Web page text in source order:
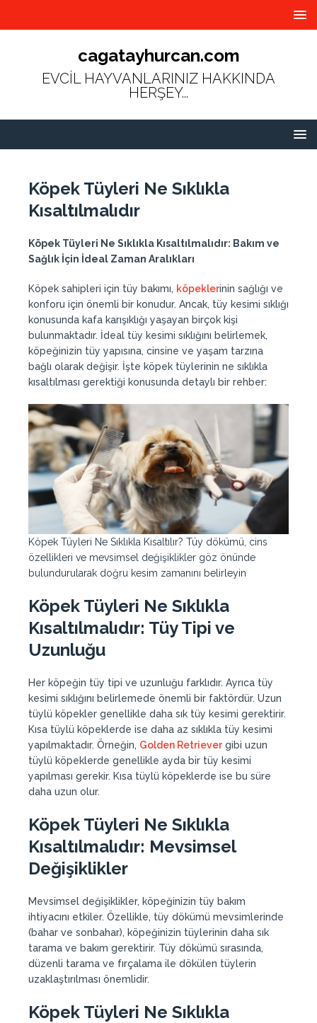
cagatayhurcan.com
EVCİL HAYVANLARINIZ HAKKINDA
HERŞEY...
Köpek Tüyleri Ne Sıklıkla
Kısaltılmalıdır
Köpek Tüyleri Ne Sıklıkla Kısaltılmalıdır: Bakım ve
Sağlık İçin İdeal Zaman Aralıkları
Köpek sahipleri için tüy bakımı, köpeklerinin sağlığı ve
konforu için önemli bir konudur. Ancak, tüy kesimi sıklığı
konusunda kafa karışıklığı yaşayan birçok kişi
bulunmaktadır. İdeal tüy kesimi sıklığını belirlemek,
köpeğinizin tüy yapısına, cinsine ve yaşam tarzına
bağlı olarak değişir. İşte köpek tüylerinin ne sıklıkla
kısaltılması gerektiği konusunda detaylı bir rehber:
Köpek Tüyleri Ne Sıklıkla Kısaltılır? Tüy dökümü, cins
özellikleri ve mevsimsel değişiklikler göz önünde
bulundurularak doğru kesim zamanını belirleyin
Köpek Tüyleri Ne Sıklıkla
Kısaltılmalıdır: Tüy Tipi ve
Uzunluğu
Her köpeğin tüy tipi ve uzunluğu farklıdır. Ayrıca tüy
kesimi sıklığını belirlemede önemli bir faktördür. Uzun
tüylü köpekler genellikle daha sık tüy kesimi gerektirir.
Kısa tüylü köpeklerde ise daha az sıklıkla tüy kesimi
yapılmaktadır. Örneğin, Golden Retrievergibi uzun
tüylü köpeklerde genellikle ayda bir tüy kesimi
yapılması gerekir. Kısa tüylü köpeklerde ise bu süre
daha uzun olur.
Köpek Tüyleri Ne Sıklıkla
Kısaltılmalıdır: Mevsimsel
Değişiklikler
Mevsimsel değişiklikler, köpeğinizin tüy bakım
ihtiyacını etkiler. Özellikle, tüy dökümü mevsimlerinde
(bahar ve sonbahar), köpeğinizin tüylerinin daha sık
tarama ve bakım gerektirir. Tüy dökümü sırasında,
düzenli tarama ve fırçalama ile dökülen tüylerin
uzaklaştırılması önemlidir.
Köpek Tüyleri Ne Sıklıkla